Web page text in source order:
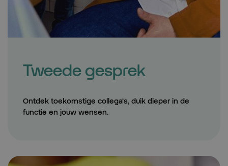
Tweede gesprek
Ontdek toekomstige collega's, duik dieper in de
functie en jouw wensen.